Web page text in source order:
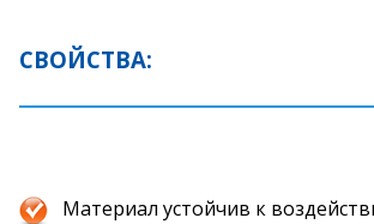
СВОЙСТВА:
Материал устойчив к